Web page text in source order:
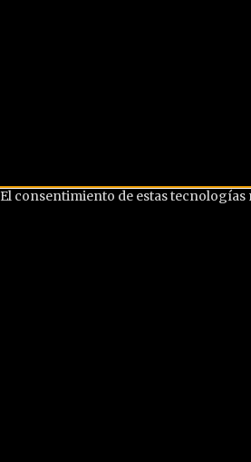
consentimiento de estas